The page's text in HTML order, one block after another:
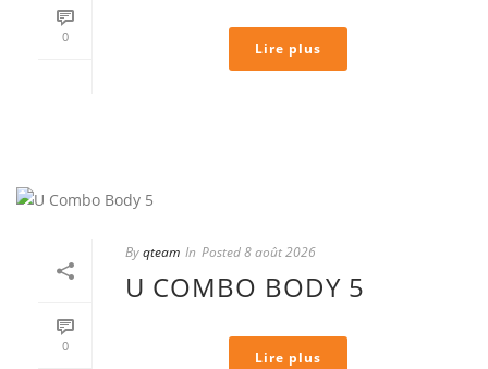
0
Lire plus
0
Byqteam In Posted8 août 2026
U COMBO BODY 5
Lire plus